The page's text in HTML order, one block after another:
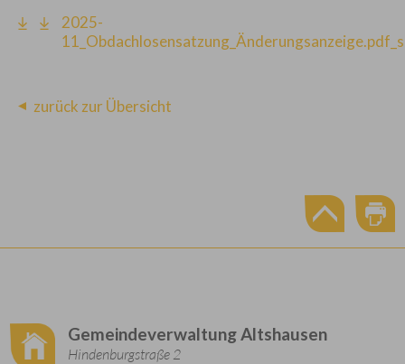
2025-
zurück zur Übersicht
Gemeindeverwaltung Altshausen
Hindenburgstraße 2